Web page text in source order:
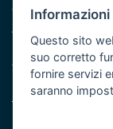
Cookie e privacy
Atti di notifica
Feed RSS
Servizi Intranet
Questo sito
suo corretto
fornire servizi
saranno